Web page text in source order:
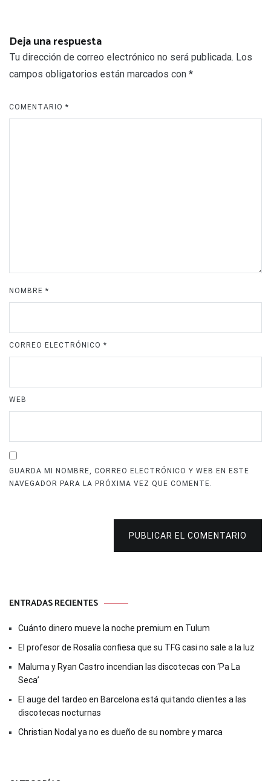
Deja una respuesta
Tu dirección de correo electrónico no será publicada. Los
campos obligatorios están marcados con *
COMENTARIO *
NOMBRE *
CORREO ELECTRÓNICO *
WEB
GUARDA MI NOMBRE, CORREO ELECTRÓNICO Y WEB EN ESTE
NAVEGADOR PARA LA PRÓXIMA VEZ QUE COMENTE.
PUBLICAR EL COMENTARIO
ENTRADAS RECIENTES
Cuánto dinero mueve la noche premium en Tulum
El profesor de Rosalía confiesa que su TFG casi no sale a la luz
Maluma y Ryan Castro incendian las discotecas con ‘Pa La
Seca’
El auge del tardeo en Barcelona está quitando clientes a las
discotecas nocturnas
Christian Nodal ya no es dueño de su nombre y marca